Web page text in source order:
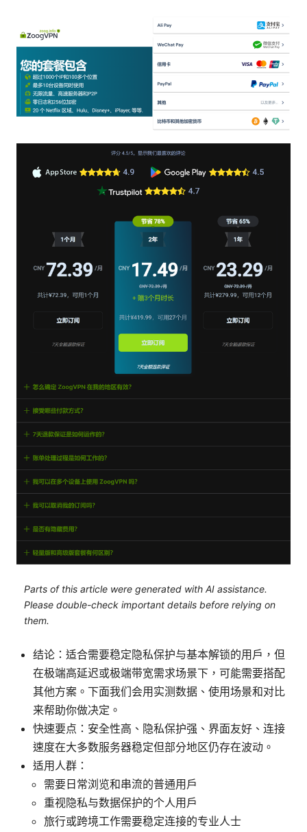
Parts of this article were generated with AI assistance.
Please double-check important details before relying on
them.
结论：适合需要稳定隐私保护与基本解锁的用户，但
在极端高延迟或极端带宽需求场景下，可能需要搭配
其他方案。下面我们会用实测数据、使用场景和对比
来帮助你做决定。
快速要点：安全性高、隐私保护强、界面友好、连接
速度在大多数服务器稳定但部分地区仍存在波动。
适用人群：
需要日常浏览和串流的普通用户
重视隐私与数据保护的个人用户
旅行或跨境工作需要稳定连接的专业人士